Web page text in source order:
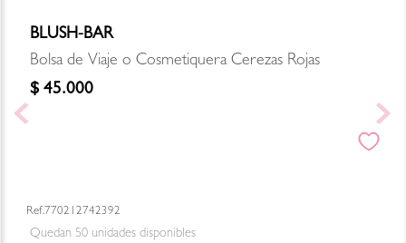
BLUSH-BAR
Bolsa de Viaje o Cosmetiquera Cerezas Rojas
$ 45.000
770212742392
Quedan 50 unidades disponibles